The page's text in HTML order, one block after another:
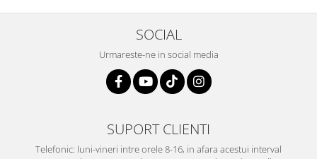
SOCIAL
Urmareste-ne in social media
SUPORT CLIENTI
Telefonic: luni-vineri intre orele 8-16, in afara acestui interval